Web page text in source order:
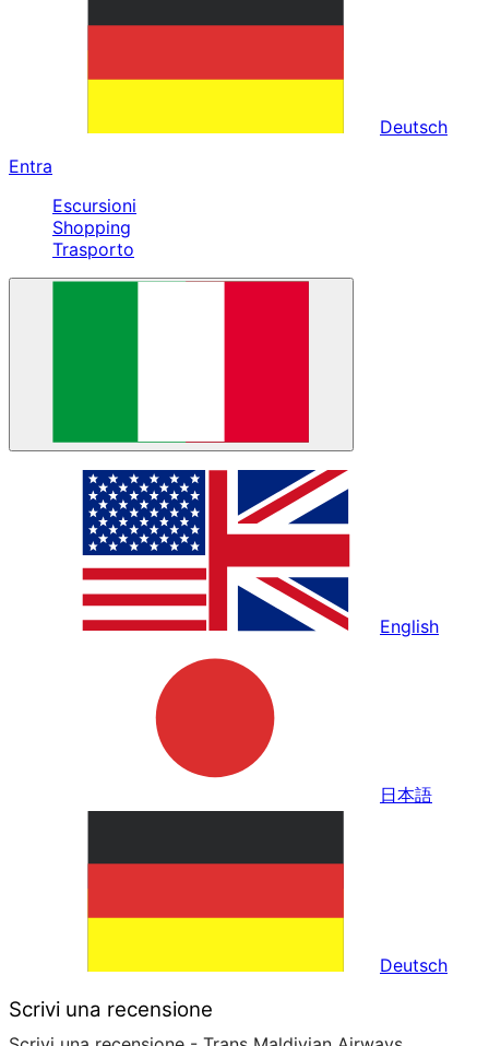
Deutsch
Entra
Escursioni
Shopping
Trasporto
English
日本語
Deutsch
Scrivi una recensione